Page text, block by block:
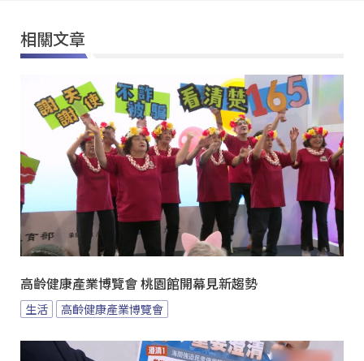
相關文章
高齡健康產業博覽會 桃園館開幕見新趨勢
生活 高齡健康產業博覽會